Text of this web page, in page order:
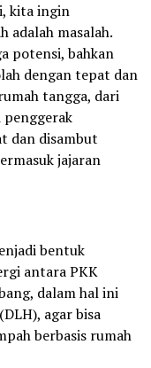
kita ingin
adalah masalah.
potensi, bahkan
dengan tepat dan
tangga, dari
dan disambut
jajaran
bentuk
antara PKK
dalam hal ini
agar bisa
berbasis rumah